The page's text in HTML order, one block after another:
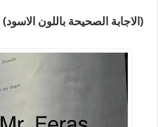
(الاجابة الصحيحة باللون الاسود)